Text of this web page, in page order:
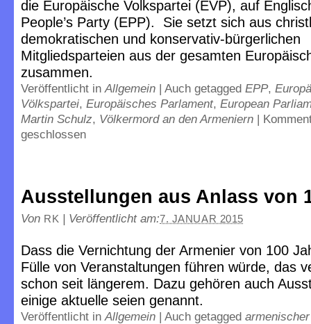
die Europäische Volkspartei (EVP), auf
People’s Party (EPP). Sie setzt sich aus
demokratischen und konservativ-bürgerlichen
Mitgliedsparteien aus der gesamten
zusammen.
Veröffentlicht inAllgemein | Auch getagged EPP,
Völkspartei, Europäisches Parlament, European
Martin Schulz, Völkermord an den Armeniern |
geschlossen
Ausstellungen aus Anlass von
Von RK | Veröffentlicht am:7. JANUAR 2015
Dass die Vernichtung der Armenier von 100
Fülle von Veranstaltungen führen würde, das
schon seit längerem. Dazu gehören auch
einige aktuelle seien genannt.
Veröffentlicht inAllgemein | Auch getagged